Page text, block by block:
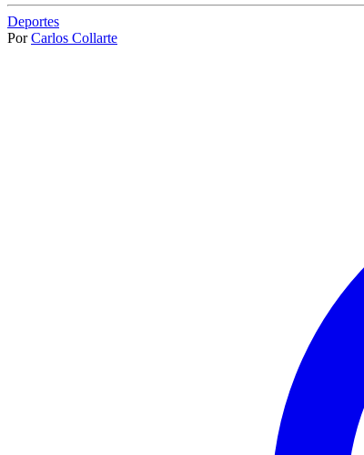
Deportes
Por Carlos Collarte